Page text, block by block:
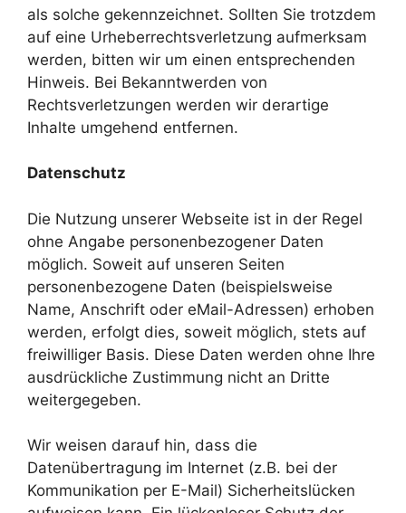
als solche gekennzeichnet. Sollten Sie trotzdem
auf eine Urheberrechtsverletzung aufmerksam
werden, bitten wir um einen entsprechenden
Hinweis. Bei Bekanntwerden von
Rechtsverletzungen werden wir derartige
Inhalte umgehend entfernen.
Datenschutz
Die Nutzung unserer Webseite ist in der Regel
ohne Angabe personenbezogener Daten
möglich. Soweit auf unseren Seiten
personenbezogene Daten (beispielsweise
Name, Anschrift oder eMail-Adressen) erhoben
werden, erfolgt dies, soweit möglich, stets auf
freiwilliger Basis. Diese Daten werden ohne Ihre
ausdrückliche Zustimmung nicht an Dritte
weitergegeben.
Wir weisen darauf hin, dass die
Datenübertragung im Internet (z.B. bei der
Kommunikation per E-Mail) Sicherheitslücken